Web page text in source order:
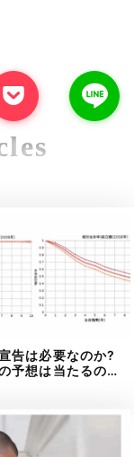
告は必要なのか?
予想は当たるの…